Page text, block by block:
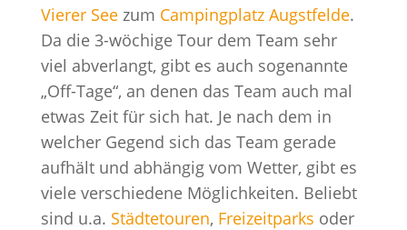
Vierer Seezum Campingplatz Augstfelde.
Da die 3-wöchige Tour dem Team sehr
viel abverlangt, gibt es auch sogenannte
„Off-Tage“, an denen das Team auch mal
etwas Zeit für sich hat. Je nach dem in
welcher Gegend sich das Team gerade
aufhält und abhängig vom Wetter, gibt es
viele verschiedene Möglichkeiten. Beliebt
sind u.a. Städtetouren, Freizeitparks oder